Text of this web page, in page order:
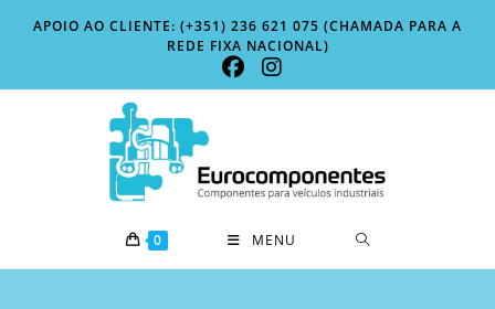
APOIO AO CLIENTE: (+351) 236 621 075 (CHAMADA PARA A
REDE FIXA NACIONAL)
0 MENU